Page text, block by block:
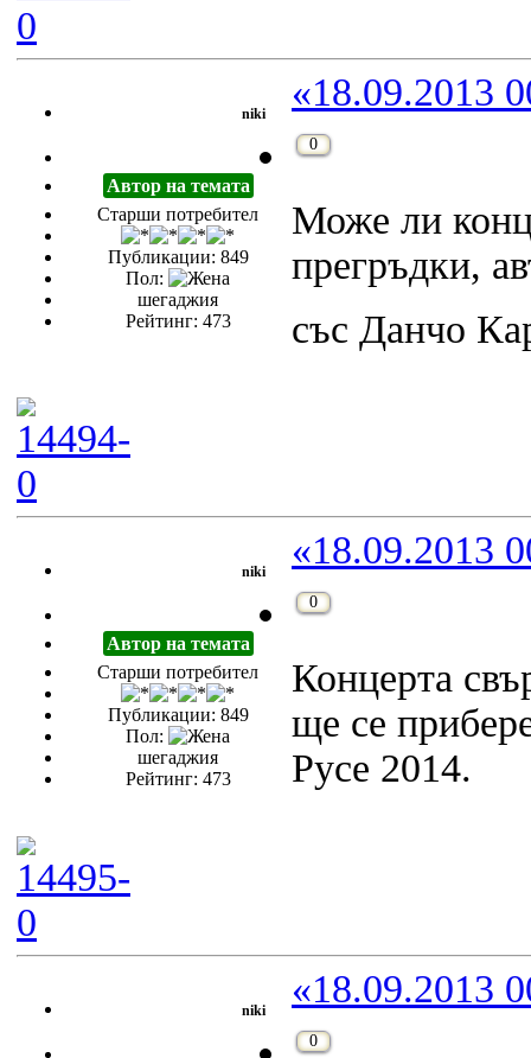
niki
Автор на темата
Старши потребител
Публикации: 849
Пол:
шегаджия
Рейтинг: 473
«18.09.2013
0
Може ли
прегръдки,
със Данчо
niki
Автор на темата
Старши потребител
Публикации: 849
Пол:
шегаджия
Рейтинг: 473
«18.09.2013
0
Концерта
ще се
Русе 2014.
niki «18.09.2013
0